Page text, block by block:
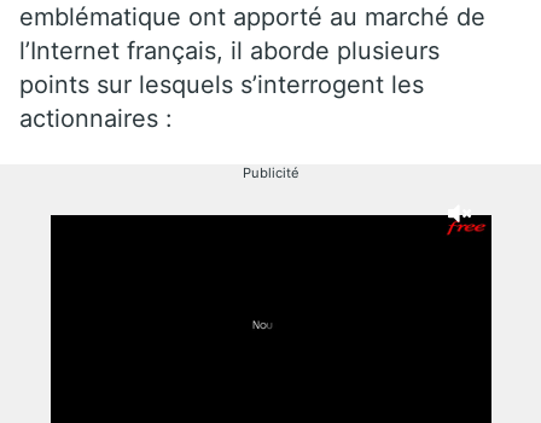
emblématique ont apporté au marché de
l’Internet français, il aborde plusieurs
points sur lesquels s’interrogent les
actionnaires :
Publicité